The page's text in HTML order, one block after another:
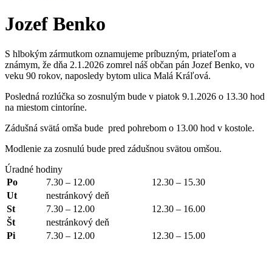
Jozef Benko
S hlbokým zármutkom oznamujeme príbuzným, priateľom a
známym, že dňa 2.1.2026 zomrel náš občan pán Jozef Benko, vo
veku 90 rokov, naposledy bytom ulica Malá Kráľová.
Posledná rozlúčka so zosnulým bude v piatok 9.1.2026 o 13.30 hod
na miestom cintoríne.
Zádušná svätá omša bude pred pohrebom o 13.00 hod v kostole.
Modlenie za zosnulú bude pred zádušnou svätou omšou.
Úradné hodiny
Po
7.30 – 12.00
12.30 – 15.30
Ut
nestránkový deň
St
7.30 – 12.00
12.30 – 16.00
Št
nestránkový deň
Pi
7.30 – 12.00 12.30 – 15.00